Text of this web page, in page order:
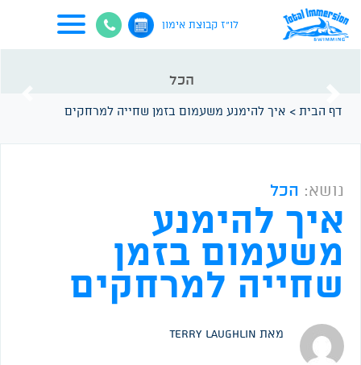
לו"ז קבוצת אימון
הכל
דף הבית > איך להימנע משעמום בזמן שחייה למרחקים
נושא: הכל
איך להימנע
משעמום בזמן
שחייה למרחקים
מאת Terry Laughlin